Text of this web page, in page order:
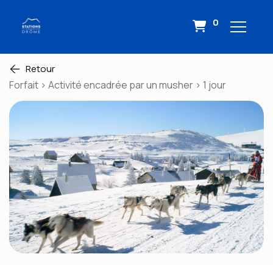
0
Retour
Forfait > Activité encadrée par un musher > 1 jour